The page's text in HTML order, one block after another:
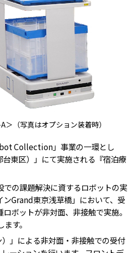
（写真はオプション装着時）
Collection」事業の一環とし
東区）」にて実施される『宿泊療
の課題解決に資するロボットの実
Grand東京浅草橋」において、受
ボットが非対面、非接触で実施。
す。
」による非対面・非接触での受付